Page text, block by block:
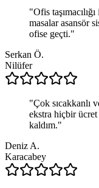
"Ofis
masalar asansör
ofise geçti."
Serkan Ö.
Nilüfer
"Çok sıcakkanlı
ekstra hiçbir
kaldım."
Deniz A.
Karacabey